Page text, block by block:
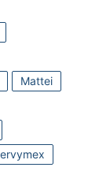
Mattei